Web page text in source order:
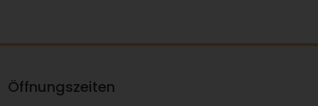
Öffnungszeiten